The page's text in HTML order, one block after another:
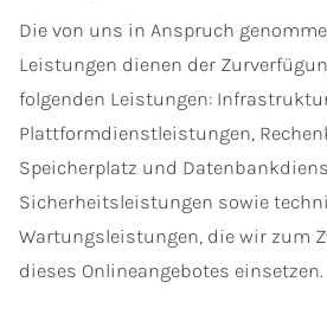
Die von uns in Anspruch
Leistungen dienen der
folgenden Leistungen:
Plattformdienstleistungen,
Speicherplatz und
Sicherheitsleistungen sowie
Wartungsleistungen, die wir zum
dieses Onlineangebotes einsetzen.